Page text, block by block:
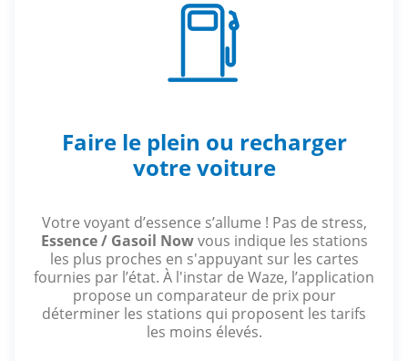
Faire le plein ou recharger
votre voiture
Votre voyant d’essence s’allume ! Pas de stress,
Essence / Gasoil Nowvous indique les stations
les plus proches en s'appuyant sur les cartes
fournies par l’état. À l'instar de Waze, l’application
propose un comparateur de prix pour
déterminer les stations qui proposent les tarifs
les moins élevés.